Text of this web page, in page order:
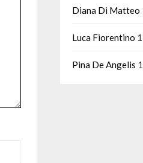
Diana Di Matteo
Luca Fiorentino
Pina De Angelis